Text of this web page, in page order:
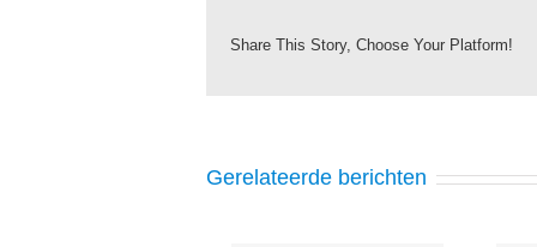
Share This Story, Choose Your Platform!
Gerelateerde berichten